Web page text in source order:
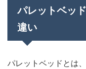
パレットベッ
違い
パレットベッドとは